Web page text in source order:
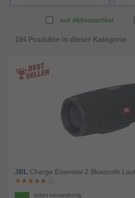
nur Aktionsartikel
194 Produkte in dieser Kategorie
JBL Charge Essential 2 Bluetooth
(2)
sofort versandfertig